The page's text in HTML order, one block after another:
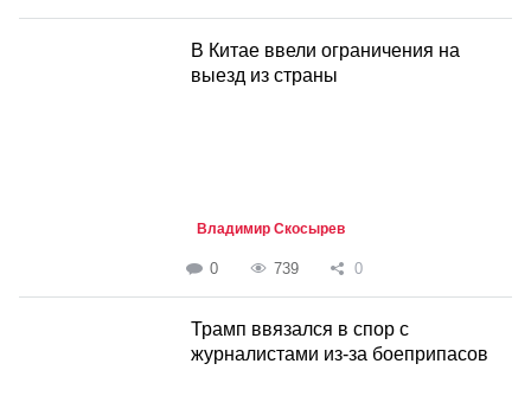
В Китае ввели ограничения на
выезд из страны
Владимир Скосырев
0 739 0
Трамп ввязался в спор с
журналистами из-за боеприпасов